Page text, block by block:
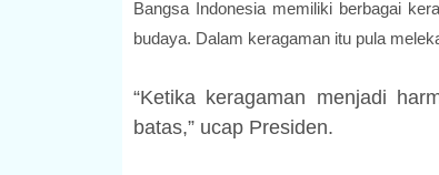
Bangsa Indonesia memiliki berbagai
budaya. Dalam keragaman itu pula
“Ketika keragaman menjadi
batas,” ucap Presiden.